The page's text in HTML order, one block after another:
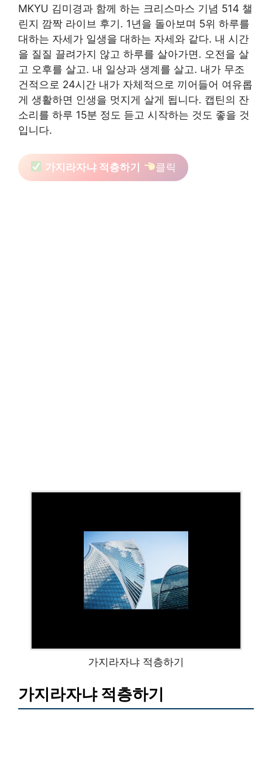
MKYU 김미경과 함께 하는 크리스마스 기념 514 챌
린지 깜짝 라이브 후기. 1년을 돌아보며 5위 하루를
대하는 자세가 일생을 대하는 자세와 같다. 내 시간
을 질질 끌려가지 않고 하루를 살아가면. 오전을 살
고 오후를 살고. 내 일상과 생계를 살고. 내가 무조
건적으로 24시간 내가 자체적으로 끼어들어 여유롭
게 생활하면 인생을 멋지게 살게 됩니다. 캡틴의 잔
소리를 하루 15분 정도 듣고 시작하는 것도 좋을 것
입니다.
가지라자냐 적층하기 클릭
가지라자냐 적층하기
가지라자냐 적층하기